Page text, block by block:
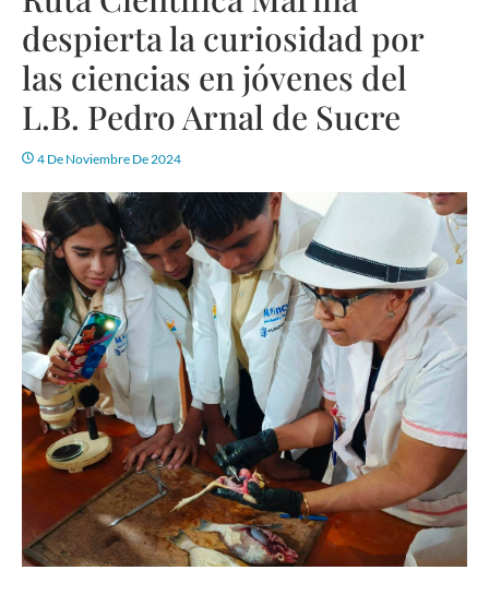
despierta la curiosidad por
las ciencias en jóvenes del
L.B. Pedro Arnal de Sucre
4 De Noviembre De 2024